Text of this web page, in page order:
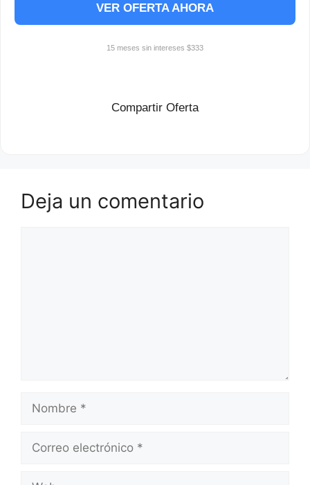
VER OFERTA AHORA
15 meses sin intereses $333
Compartir Oferta
Deja un comentario
Nombre
Correo
Web